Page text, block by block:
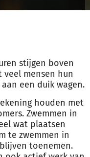
stijgen boven
veel mensen hun
een duik wagen.
houden met
Zwemmen in
wat plaatsen
te zwemmen in
toenemen.